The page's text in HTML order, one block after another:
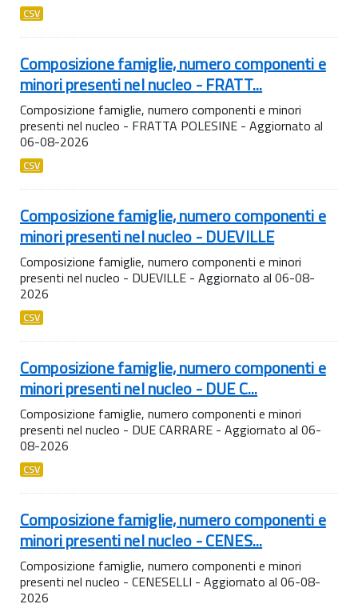
CSV
Composizione famiglie, numero componenti e
minori presenti nel nucleo - FRATT...
Composizione famiglie, numero componenti e minori
presenti nel nucleo - FRATTA POLESINE - Aggiornato al
06-08-2026
CSV
Composizione famiglie, numero componenti e
minori presenti nel nucleo - DUEVILLE
Composizione famiglie, numero componenti e minori
presenti nel nucleo - DUEVILLE - Aggiornato al 06-08-
2026
CSV
Composizione famiglie, numero componenti e
minori presenti nel nucleo - DUE C...
Composizione famiglie, numero componenti e minori
presenti nel nucleo - DUE CARRARE - Aggiornato al 06-
08-2026
CSV
Composizione famiglie, numero componenti e
minori presenti nel nucleo - CENES...
Composizione famiglie, numero componenti e minori
presenti nel nucleo - CENESELLI - Aggiornato al 06-08-
2026